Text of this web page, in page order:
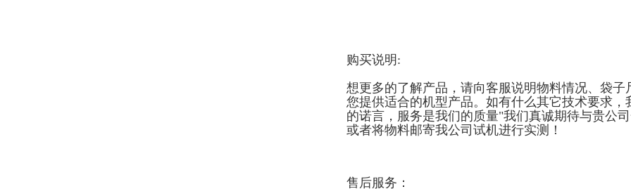
购买说明:
想更多的了解产品，请向客服说明物料情况、袋
您提供适合的机型产品。如有什么其它技术要求
的诺言，服务是我们的质量"我们真诚期待与贵公
或者将物料邮寄我公司试机进行实测！
售后服务：